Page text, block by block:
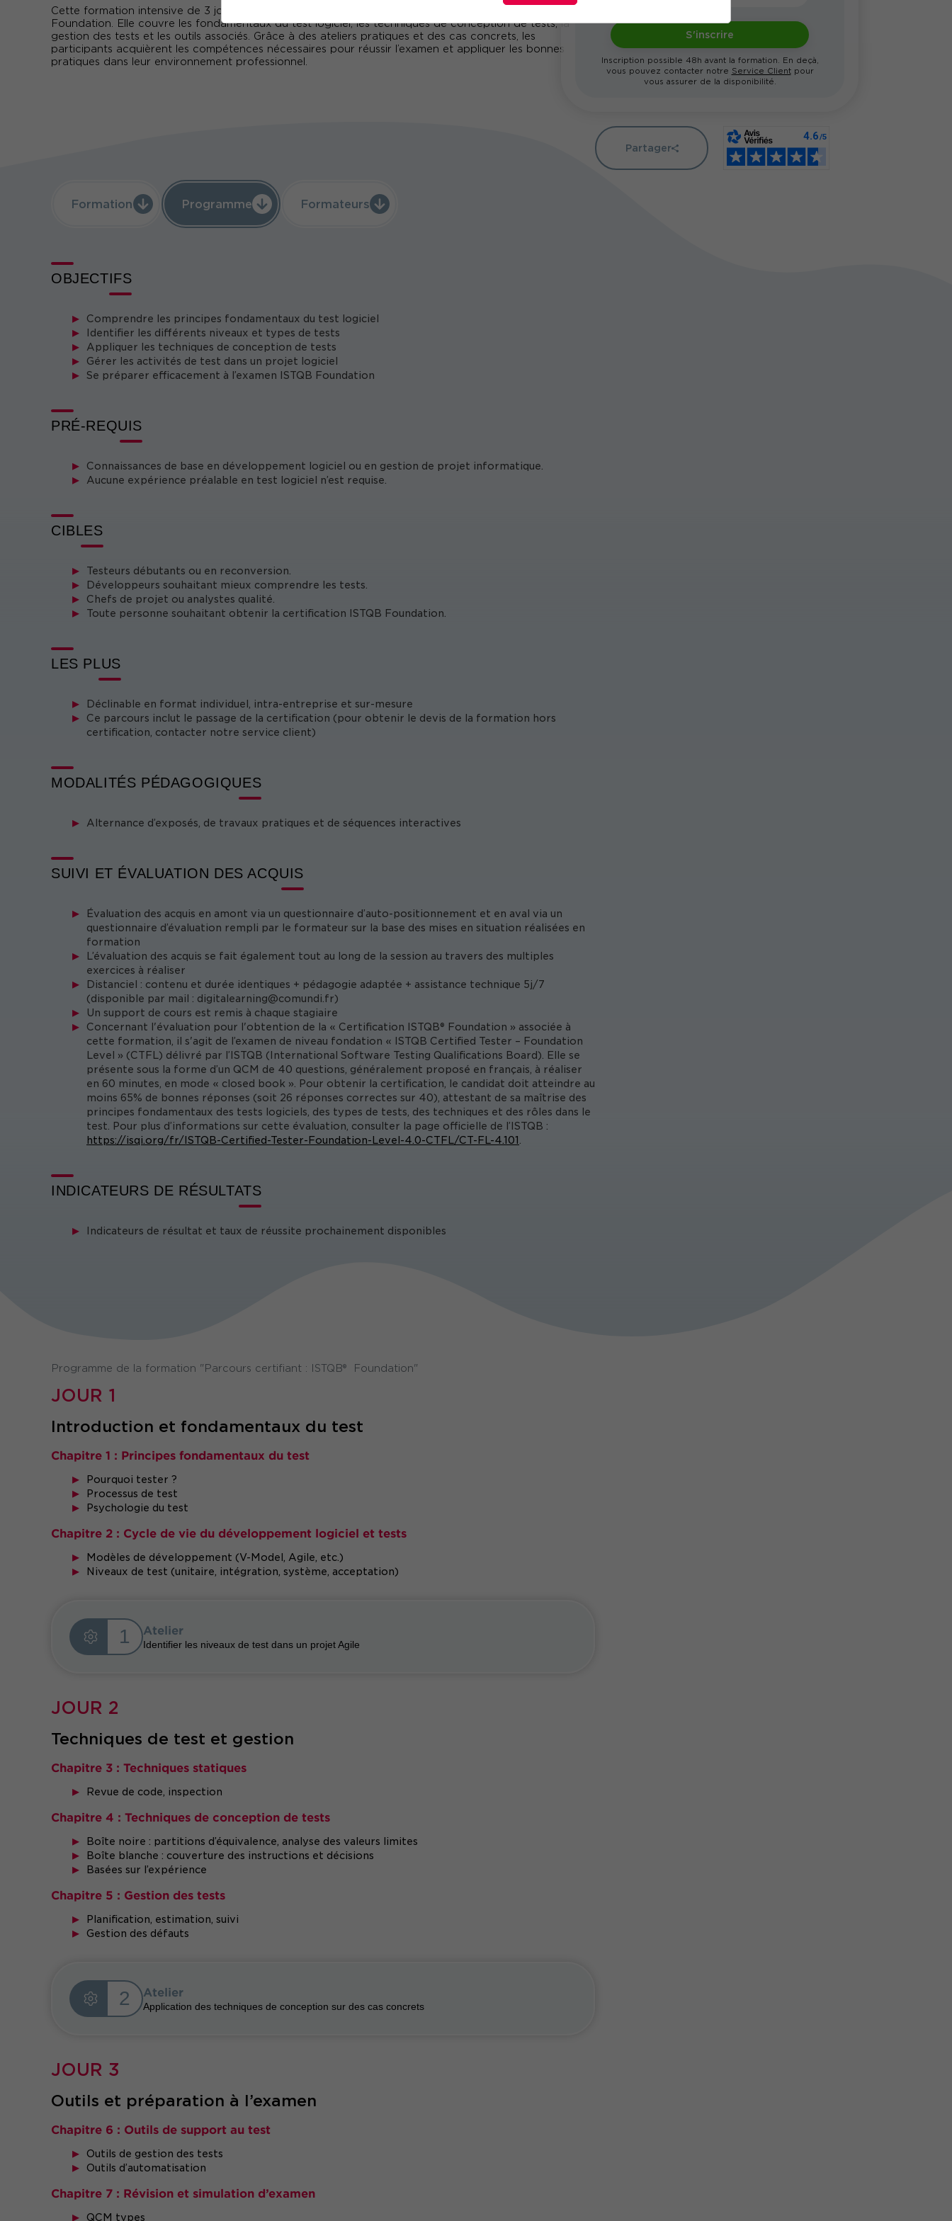
Cette formation intensive de 3 jours prépare les participants à l’examen de certification ISTQB
Foundation. Elle couvre les fondamentaux du test logiciel, les techniques de conception de tests, la
gestion des tests et les outils associés. Grâce à des ateliers pratiques et des cas concrets, les
participants acquièrent les compétences nécessaires pour réussir l’examen et appliquer les bonnes
pratiques dans leur environnement professionnel.
Formation Programme Formateurs
OBJECTIFS
Comprendre les principes fondamentaux du test logiciel
Identifier les différents niveaux et types de tests
Appliquer les techniques de conception de tests
Gérer les activités de test dans un projet logiciel
Se préparer efficacement à l’examen ISTQB Foundation
PRÉ-REQUIS
Connaissances de base en développement logiciel ou en gestion de projet informatique.
Aucune expérience préalable en test logiciel n’est requise.
CIBLES
Testeurs débutants ou en reconversion.
Développeurs souhaitant mieux comprendre les tests.
Chefs de projet ou analystes qualité.
Toute personne souhaitant obtenir la certification ISTQB Foundation.
LES PLUS
Déclinable en format individuel, intra-entreprise et sur-mesure
Ce parcours inclut le passage de la certification (pour obtenir le devis de la formation hors
certification, contacter notre service client)
MODALITÉS PÉDAGOGIQUES
Alternance d’exposés, de travaux pratiques et de séquences interactives
SUIVI ET ÉVALUATION DES ACQUIS
Évaluation des acquis en amont via un questionnaire d’auto-positionnement et en aval via un
questionnaire d’évaluation rempli par le formateur sur la base des mises en situation réalisées en
formation
L’évaluation des acquis se fait également tout au long de la session au travers des multiples
exercices à réaliser
Distanciel : contenu et durée identiques + pédagogie adaptée + assistance technique 5j/7
(disponible par mail : digitalearning@comundi.fr)
Un support de cours est remis à chaque stagiaire
Concernant l'évaluation pour l'obtention de la « Certification ISTQB® Foundation » associée à
cette formation, il s'agit de l’examen de niveau fondation « ISTQB Certified Tester – Foundation
Level » (CTFL) délivré par l’ISTQB (International Software Testing Qualifications Board). Elle se
présente sous la forme d’un QCM de 40 questions, généralement proposé en français, à réaliser
en 60 minutes, en mode « closed book ». Pour obtenir la certification, le candidat doit atteindre au
moins 65% de bonnes réponses (soit 26 réponses correctes sur 40), attestant de sa maîtrise des
principes fondamentaux des tests logiciels, des types de tests, des techniques et des rôles dans le
test. Pour plus d’informations sur cette évaluation, consulter la page officielle de l’ISTQB :
https://isqi.org/fr/ISTQB-Certified-Tester-Foundation-Level-4.0-CTFL/CT-FL-4.101
INDICATEURS DE RÉSULTATS
Indicateurs de résultat et taux de réussite prochainement disponibles
Programme de la formation "Parcours certifiant : ISTQB® Foundation"
JOUR 1
Introduction et fondamentaux du test
Chapitre 1 : Principes fondamentaux du test
Pourquoi tester ?
Processus de test
Psychologie du test
Chapitre 2 : Cycle de vie du développement logiciel et tests
Modèles de développement (V-Model, Agile, etc.)
Niveaux de test (unitaire, intégration, système, acceptation)
1 Atelier
Identifier les niveaux de test dans un projet Agile
JOUR 2
Techniques de test et gestion
Chapitre 3 : Techniques statiques
Revue de code, inspection
Chapitre 4 : Techniques de conception de tests
Boîte noire : partitions d’équivalence, analyse des valeurs limites
Boîte blanche : couverture des instructions et décisions
Basées sur l’expérience
Chapitre 5 : Gestion des tests
Planification, estimation, suivi
Gestion des défauts
2 Atelier
Application des techniques de conception sur des cas concrets
JOUR 3
Outils et préparation à l’examen
Chapitre 6 : Outils de support au test
Outils de gestion des tests
Outils d’automatisation
Chapitre 7 : Révision et simulation d’examen
QCM types
S'inscrire
Inscription possible 48h avant la formation. En deçà,
vous pouvez contacter notre Service Clientpour
vous assurer de la disponibilité.
Partager